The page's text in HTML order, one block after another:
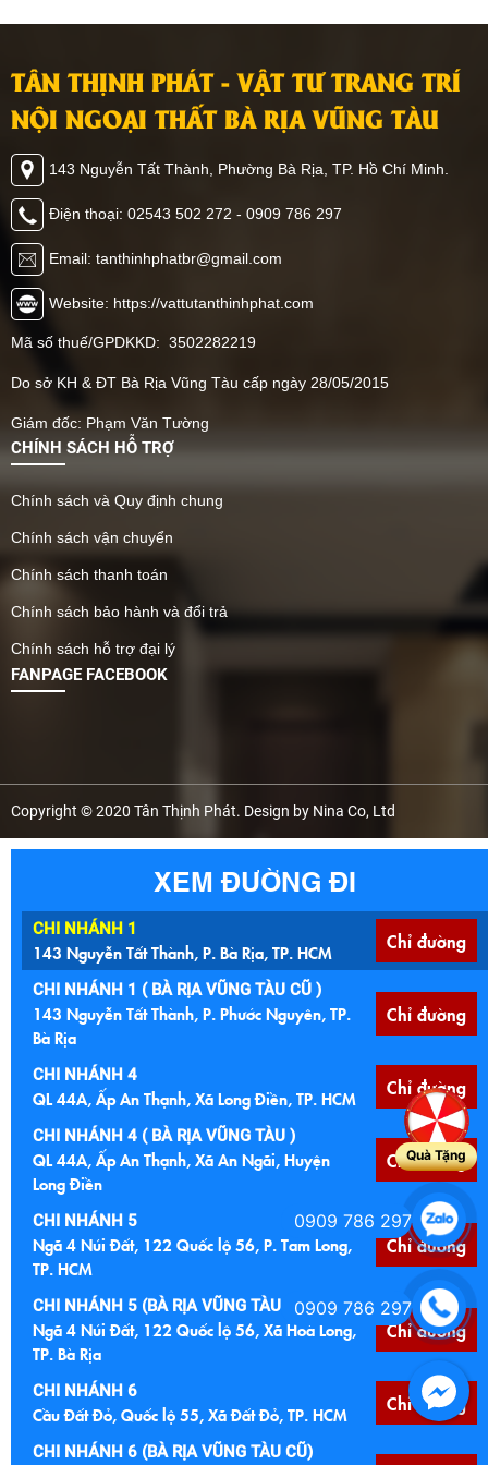
khác mà bạn không thể
ngờ đến. Hãy cùng Tân
Thịnh Phát khám phá
ngay vật liệu này có thể
ứng dụng như thế nào
nhé.
giúp bạn có thêm ý tưởng
trang trí không gian nhà
mình, cùng tham khảo
TÂN THỊNH PHÁT - VẬT TƯ TRANG TRÍ
NỘI NGOẠI THẤT BÀ RỊA VŨNG TÀU
143 Nguyễn Tất Thành, Phường Bà Rịa, TP. Hồ Chí Minh.
Điện thoại: 02543 502 272 - 0909 786 297
Email: tanthinhphatbr@gmail.com
Website: https://vattutanthinhphat.com
Mã số thuế/GPDKKD: 3502282219
Do sở KH & ĐT Bà Rịa Vũng Tàu cấp ngày 28/05/2015
Giám đốc: Phạm Văn Tường
CHÍNH SÁCH HỖ TRỢ
Chính sách và Quy định chung
Chính sách vận chuyển
Chính sách thanh toán
Chính sách bảo hành và đổi trả
Chính sách hỗ trợ đại lý
FANPAGE FACEBOOK
Copyright © 2020 Tân Thịnh Phát. Design by Nina Co, Ltd
XEM ĐƯỜNG ĐI
CHI NHÁNH 1
143 Nguyễn Tất Thành, P. Bà Rịa, TP. HCM Chỉ đường
CHI NHÁNH 1 ( BÀ RỊA VŨNG TÀU CŨ )
143 Nguyễn Tất Thành, P. Phước Nguyên, TP.
Bà Rịa
Chỉ đường
CHI NHÁNH 4
QL 44A, Ấp An Thạnh, Xã Long Điền, TP. HCM Chỉ đường
CHI NHÁNH 4 ( BÀ RỊA VŨNG TÀU )
QL 44A, Ấp An Thạnh, Xã An Ngãi, Huyện
Long Điền
Chỉ đường
CHI NHÁNH 5
Ngã 4 Núi Đất, 122 Quốc lộ 56, P. Tam Long,
TP. HCM
Chỉ đường
CHI NHÁNH 5 (BÀ RỊA VŨNG TÀU CŨ )
Ngã 4 Núi Đất, 122 Quốc lộ 56, Xã Hoà Long,
TP. Bà Rịa
Chỉ đường
CHI NHÁNH 6
Cầu Đất Đỏ, Quốc lộ 55, Xã Đất Đỏ, TP. HCM Chỉ đường
CHI NHÁNH 6 (BÀ RỊA VŨNG TÀU CŨ)
Quà Tặng
0909 786 297
0909 786 297